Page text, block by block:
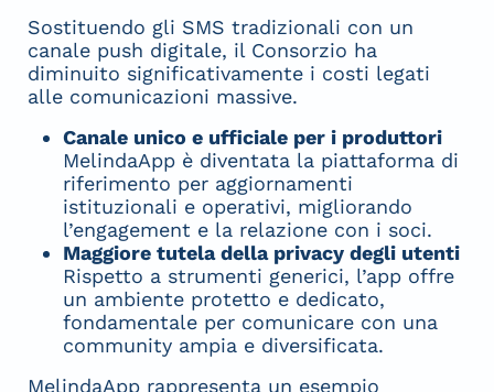
Sostituendo gli SMS tradizionali con un
canale push digitale, il Consorzio ha
diminuito significativamente i costi legati
alle comunicazioni massive.
Canale unico e ufficiale per i produttori
MelindaApp è diventata la piattaforma di
riferimento per aggiornamenti
istituzionali e operativi, migliorando
l’engagement e la relazione con i soci.
Maggiore tutela della privacy degli utenti
Rispetto a strumenti generici, l’app offre
un ambiente protetto e dedicato,
fondamentale per comunicare con una
community ampia e diversificata.
MelindaApp rappresenta un esempio